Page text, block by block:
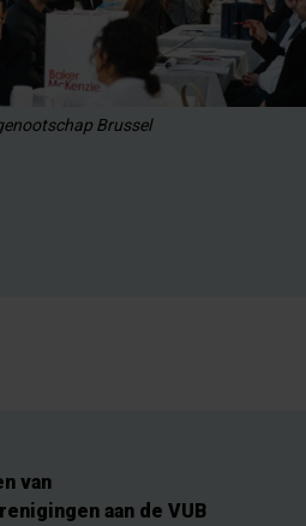
Brussel
van
aan de VUB